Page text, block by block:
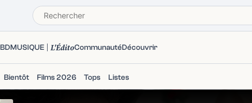
BDMUSIQUE L'ÉditoCommunautéDécouvrir
Bientôt Films 2026 Tops Listes